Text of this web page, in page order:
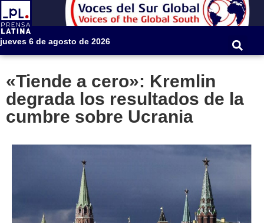
jueves 6 de agosto de 2026
«Tiende a cero»: Kremlin
degrada los resultados de la
cumbre sobre Ucrania